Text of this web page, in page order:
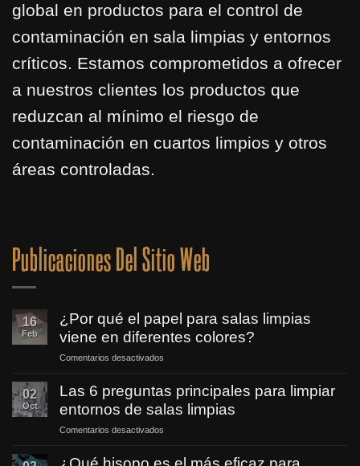
global en productos para el control de
contaminación en sala limpias y entornos
críticos. Estamos comprometidos a ofrecer
a nuestros clientes los productos que
reduzcan al mínimo el riesgo de
contaminación en cuartos limpios y otros
áreas controladas.
Publicaciones Del Sitio Web
16
Feb
¿Por qué el papel para salas limpias
viene en diferentes colores?
Comentarios desactivados
el
papel
02
Oct
Las 6 preguntas principales para limpiar
entornos de salas limpias
Comentarios desactivados